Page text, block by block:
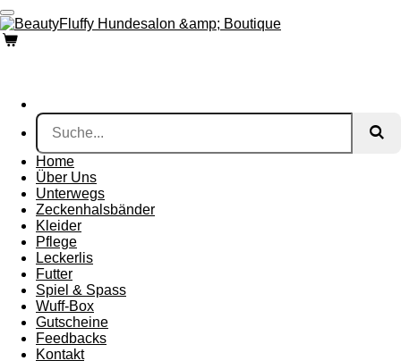
Zum
Hauptinhalt
springen
Home
Über Uns
Unterwegs
Zeckenhalsbänder
Kleider
Pflege
Leckerlis
Futter
Spiel & Spass
Wuff-Box
Gutscheine
Feedbacks
Kontakt